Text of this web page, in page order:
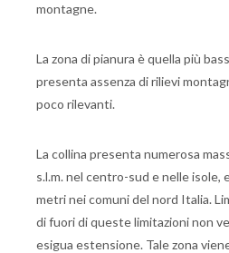
montagne.
La zona di pianura è quella più
presenta assenza di rilievi
poco rilevanti.
La collina presenta numerosa
s.l.m. nel centro-sud e nelle isole,
metri nei comuni del nord Italia.
di fuori di queste limitazioni non
esigua estensione. Tale zona